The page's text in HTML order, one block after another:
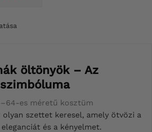
öltönyök – Az
es méretű kosztüm
olyan szettet keresel, amely ötvözi a
és a kényelmet.